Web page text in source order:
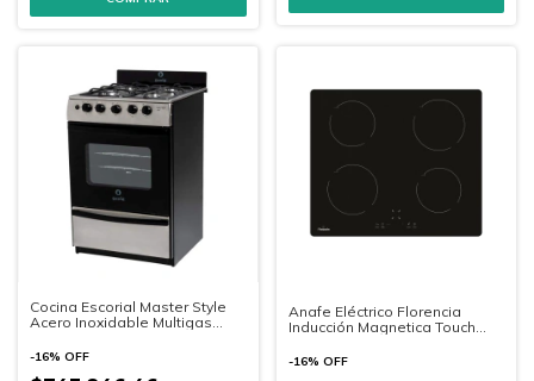
Cocina Escorial Master Style
Acero Inoxidable Multigas
-16% OFF
Anafe Eléctrico Florencia
Inducción Magnetica Touch
-16% OFF